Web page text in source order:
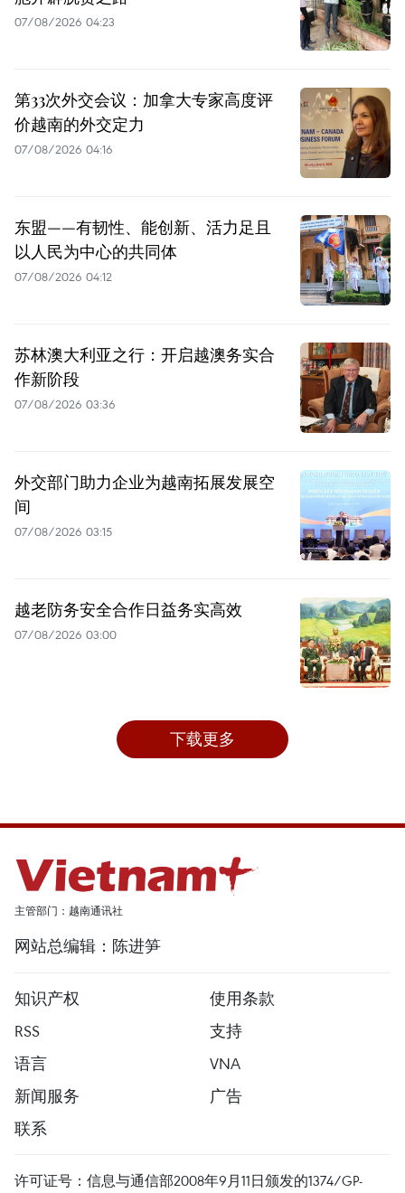
07/08/2026 04:23
第33次外交会议：加拿大专家高度评
价越南的外交定力
07/08/2026 04:16
东盟——有韧性、能创新、活力足且
以人民为中心的共同体
07/08/2026 04:12
苏林澳大利亚之行：开启越澳务实合
作新阶段
07/08/2026 03:36
外交部门助力企业为越南拓展发展空
间
07/08/2026 03:15
越老防务安全合作日益务实高效
07/08/2026 03:00
下载更多
主管部门：越南通讯社
网站总编辑：陈进笋
知识产权
使用条款
RSS
支持
语言
VNA
新闻服务
广告
联系
许可证号：信息与通信部2008年9月11日颁发的1374/GP-